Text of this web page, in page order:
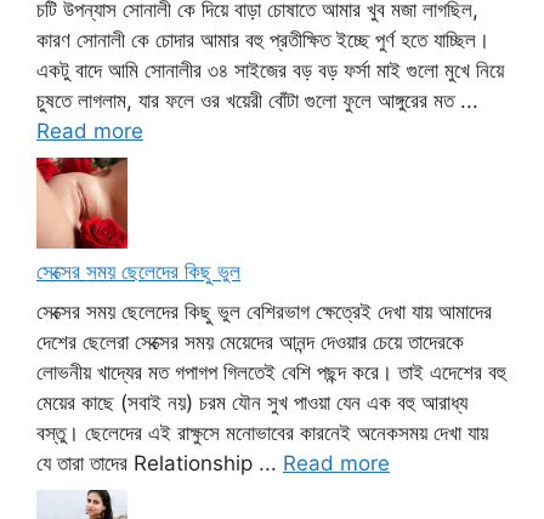
চটি উপন্যাস সোনালী কে দিয়ে বাড়া চোষাতে আমার খুব মজা লাগছিল,
কারণ সোনালী কে চোদার আমার বহু প্রতীক্ষিত ইচ্ছে পুর্ণ হতে যাচ্ছিল।
একটু বাদে আমি সোনালীর ৩৪ সাইজের বড় বড় ফর্সা মাই গুলো মুখে নিয়ে
চুষতে লাগলাম, যার ফলে ওর খয়েরী বোঁটা গুলো ফুলে আঙ্গুরের মত ...
Read more
সেক্সের সময় ছেলেদের কিছু ভুল
সেক্সের সময় ছেলেদের কিছু ভুল বেশিরভাগ ক্ষেত্রেই দেখা যায় আমাদের
দেশের ছেলেরা সেক্সের সময় মেয়েদের আনন্দ দেওয়ার চেয়ে তাদেরকে
লোভনীয় খাদ্যের মত গপাগপ গিলতেই বেশি পছন্দ করে। তাই এদেশের বহু
মেয়ের কাছে (সবাই নয়) চরম যৌন সুখ পাওয়া যেন এক বহু আরাধ্য
বস্তু। ছেলেদের এই রাক্ষুসে মনোভাবের কারনেই অনেকসময় দেখা যায়
যে তারা তাদের Relationship ... Read more